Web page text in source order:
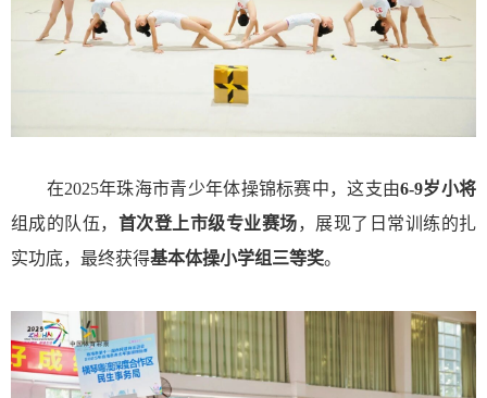
在2025年珠海市青少年体操锦标赛中，这支由6-9岁小将
组成的队伍， 首次登上市级专业赛场，展现了日常训练的扎
实功底，最终获得基本体操小学组三等奖。